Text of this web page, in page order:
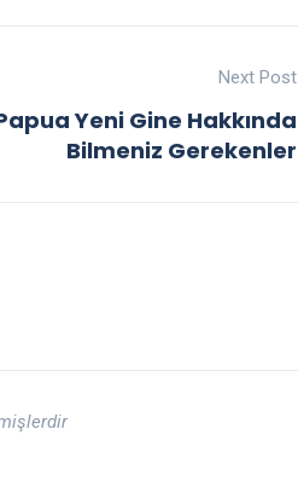
Next Post
Yeni Gine Hakkında
Bilmeniz Gerekenler